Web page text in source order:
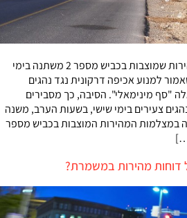
סף האכיפה במצלמות המהירות שמוצבות בכביש מספר 2 משתנה בימי
למנוע אכיפה דרקונית נגד נהגים
"סף מינימאלי". הסיבה, כך מסבירים
צעירים בימי שישי, בשעות הערב, משנה
המהירות המוצבות בכביש מספר
מהירות במשמרת?